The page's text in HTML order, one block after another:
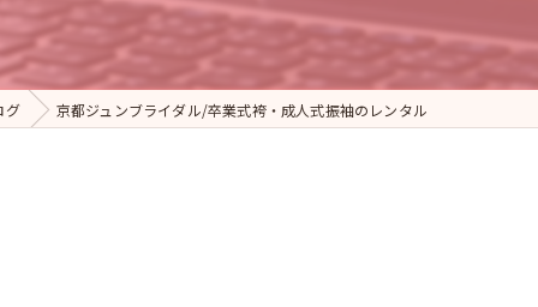
グ 京都ジュンブライダル/卒業式袴・成人式振袖のレンタル